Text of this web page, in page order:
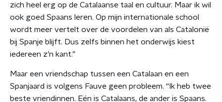
zich heel erg op de Catalaanse taal en cultuur. Maar ik wil
ook goed Spaans leren. Op mijn internationale school
wordt meer vertelt over de voordelen van als Catalonië
bij Spanje blijft. Dus zelfs binnen het onderwijs kiest
iedereen z’n kant.”
Maar een vriendschap tussen een Catalaan en een
Spanjaard is volgens Fauve geen probleem. “Ik heb twee
beste vriendinnen. Eén is Catalaans, de ander is Spaans.